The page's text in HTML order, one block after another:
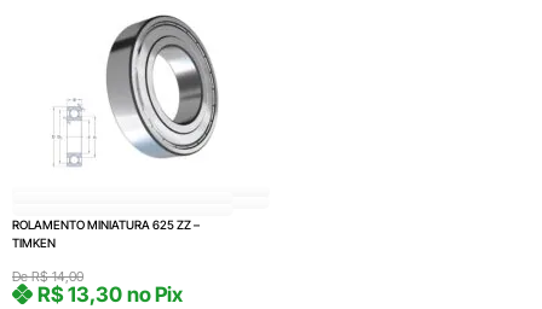
ROLAMENTO MINIATURA 625 ZZ –
TIMKEN
DeR$14,00
R$13,30 no Pix